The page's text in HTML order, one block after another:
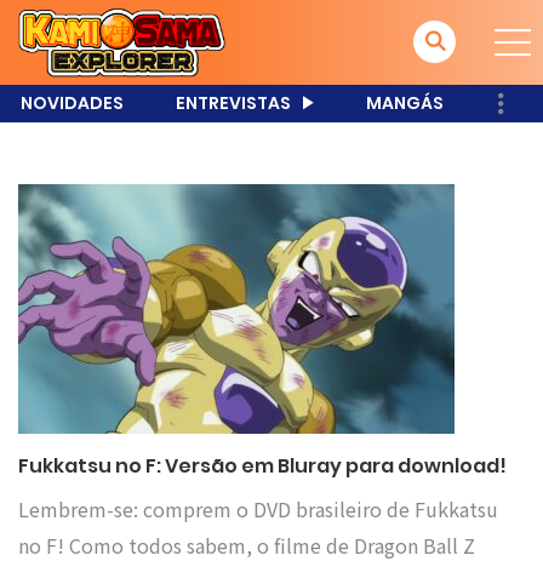
NOVIDADES ENTREVISTAS MANGÁS
Fukkatsu no F: Versão em Bluray para download!
Lembrem-se: comprem o DVD brasileiro de Fukkatsu
no F! Como todos sabem, o filme de Dragon Ball Z